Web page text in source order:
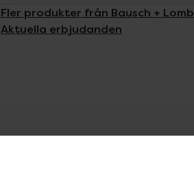
Fler produkter från Bausch + Lomb
Aktuella erbjudanden